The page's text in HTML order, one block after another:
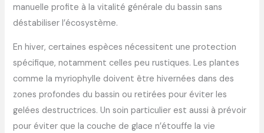
manuelle profite à la vitalité générale du bassin sans
déstabiliser l’écosystème.
En hiver, certaines espèces nécessitent une protection
spécifique, notamment celles peu rustiques. Les plantes
comme la myriophylle doivent être hivernées dans des
zones profondes du bassin ou retirées pour éviter les
gelées destructrices. Un soin particulier est aussi à prévoir
pour éviter que la couche de glace n’étouffe la vie